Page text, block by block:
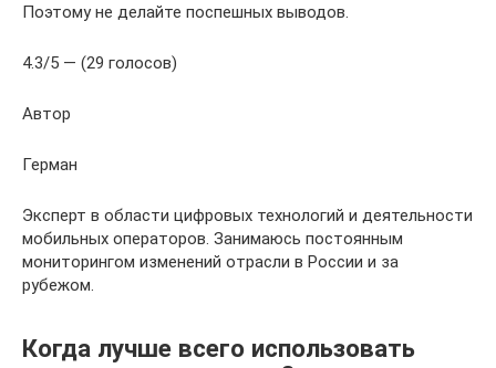
Поэтому не делайте поспешных выводов.
4.3/5 — (29 голосов)
Автор
Герман
Эксперт в области цифровых технологий и деятельности
мобильных операторов. Занимаюсь постоянным
мониторингом изменений отрасли в России и за
рубежом.
Когда лучше всего использовать